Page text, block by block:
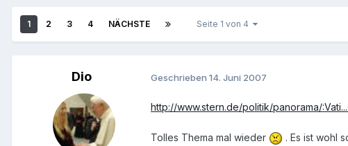
1 2 3 4 NÄCHSTE Seite 1 von 4
Dio Geschrieben 14. Juni 2007
http://www.stern.de/politik/panorama/
Tolles Thema mal wieder
. Es ist wohl